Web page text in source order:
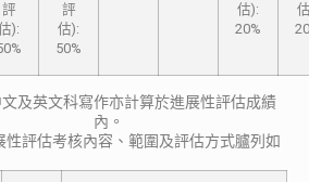
評
):
評
估):
50%
估):
20%
及英文科寫作亦計算於進展性評估成績
內。
性評估考核內容、範圍及評估方式臚列如